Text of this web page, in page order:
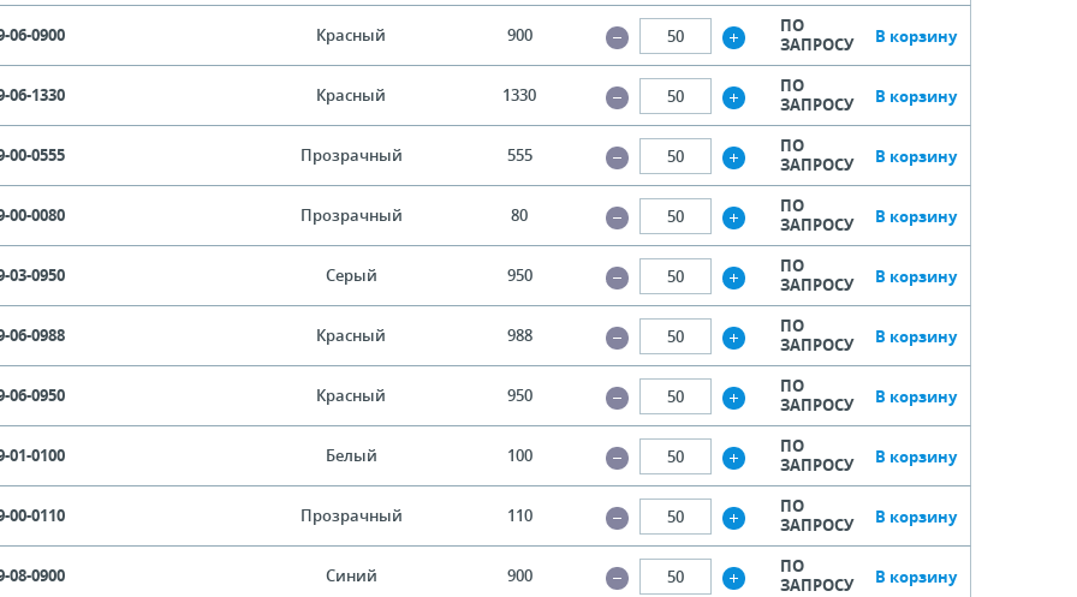
06-0900 Красный 900
ПО
ЗАПРОСУ
В корзину
06-1330 Красный 1330
ПО
ЗАПРОСУ
В корзину
00-0555 Прозрачный 555
ПО
ЗАПРОСУ
В корзину
00-0080 Прозрачный 80
ПО
ЗАПРОСУ
В корзину
03-0950 Серый 950
ПО
ЗАПРОСУ
В корзину
06-0988 Красный 988
ПО
ЗАПРОСУ
В корзину
06-0950 Красный 950
ПО
ЗАПРОСУ
В корзину
01-0100 Белый 100
ПО
ЗАПРОСУ
В корзину
00-0110 Прозрачный 110
ПО
ЗАПРОСУ
В корзину
08-0900 Синий 900
ПО
ЗАПРОСУ
В корзину